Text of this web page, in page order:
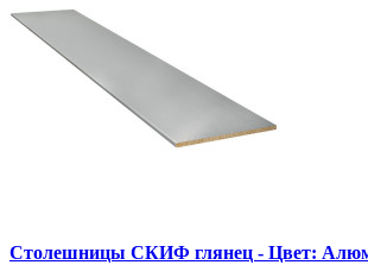
Столешницы СКИФ глянец - Цвет: